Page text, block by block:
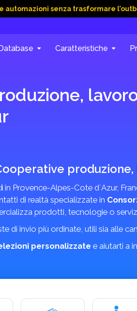
senza trasformare l’outbound in
Caratteristiche
in Provence-Alpes-Cote dʼAzur,
di realtà specializzate in
prodotti, tecnologie o
di invio più ordinate, utili sia alle
personalizzate e aiutarti a